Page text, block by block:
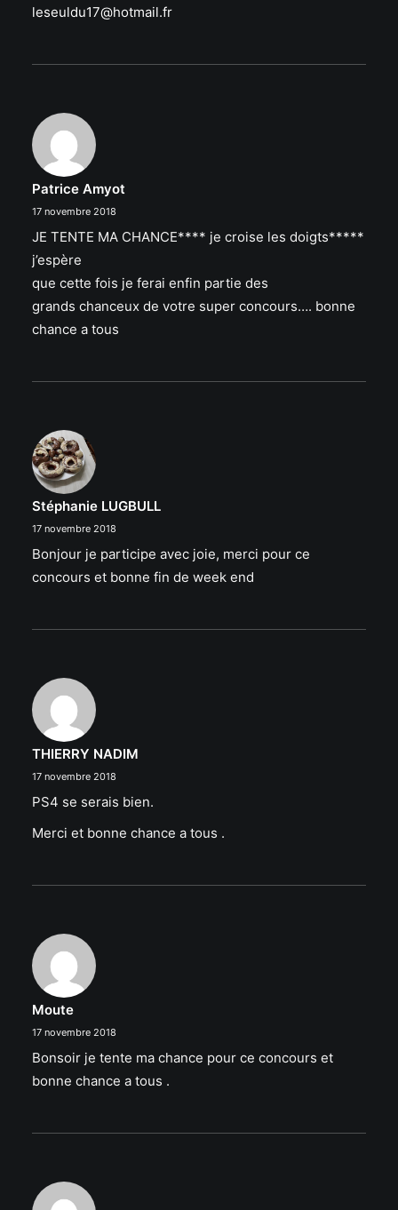
leseuldu17@hotmail.fr
Patrice Amyot
17 novembre 2018
JE TENTE MA CHANCE**** je croise les doigts*****
j’espère
que cette fois je ferai enfin partie des
grands chanceux de votre super concours…. bonne
chance a tous
Stéphanie LUGBULL
17 novembre 2018
Bonjour je participe avec joie, merci pour ce
concours et bonne fin de week end
THIERRY NADIM
17 novembre 2018
PS4 se serais bien.
Merci et bonne chance a tous .
Moute
17 novembre 2018
Bonsoir je tente ma chance pour ce concours et
bonne chance a tous .